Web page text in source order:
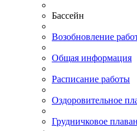
Бассейн
Возобновление
Общая информация
Расписание работы
Оздоровительное
Грудничковое